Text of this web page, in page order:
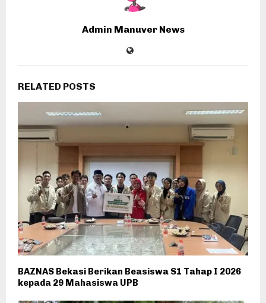
Admin Manuver News
RELATED POSTS
BAZNAS Bekasi Berikan Beasiswa S1 Tahap I 2026
kepada 29 Mahasiswa UPB